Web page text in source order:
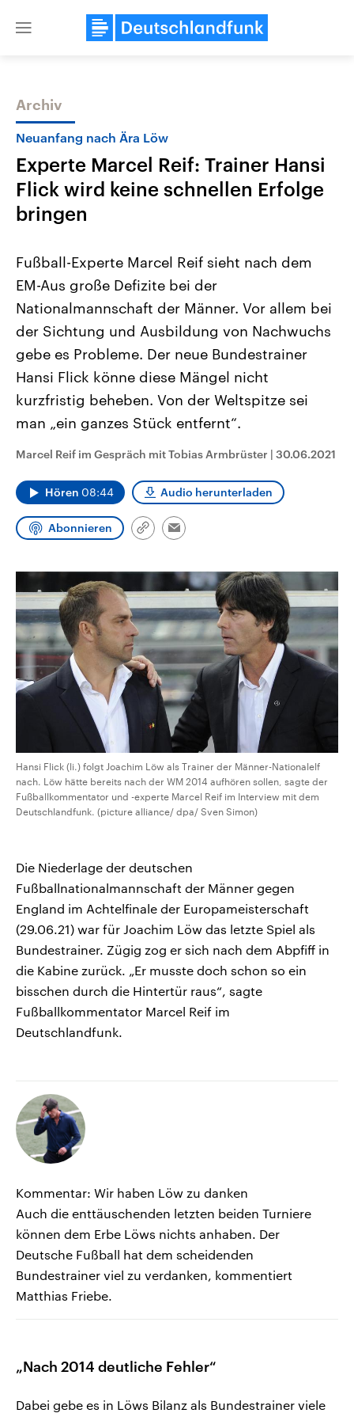
Close
Themen
2026
Alle Informationen
Sachsen-Anhalt wählt am 6.
September 2026 einen neuen
Landtag. Seit 2021 wird das
Bundesland von einer Koalition aus
CDU, SPD und FDP regiert.-
Umfragen, Prognosen,
und Hintergründe zu den Parteien
und Kandidaten der anstehenden
Wahl.
Aktuelle Beiträge,
Hintergründe
Wirtschaftlich und
gehören die Vereinigten
den mächtigsten Ländern
mit großem Einfluss auf
Sendungen Programm Podcasts
Archiv
Neuanfang nach Ära Löw
Experte Marcel Reif: Trainer Hansi
Flick wird keine schnellen Erfolge
bringen
Fußball-Experte Marcel Reif sieht nach dem
EM-Aus große Defizite bei der
Nationalmannschaft der Männer. Vor allem bei
der Sichtung und Ausbildung von Nachwuchs
gebe es Probleme. Der neue Bundestrainer
Hansi Flick könne diese Mängel nicht
kurzfristig beheben. Von der Weltspitze sei
man „ein ganzes Stück entfernt“.
Marcel Reif im Gespräch mit Tobias Armbrüster | 30.06.2021
Hören 08:44 Audio herunterladen
Abonnieren
Link
Email
Hansi Flick (li.) folgt Joachim Löw als Trainer der Männer-Nationalelf
nach. Löw hätte bereits nach der WM 2014 aufhören sollen, sagte der
Fußballkommentator und -experte Marcel Reif im Interview mit dem
Deutschlandfunk. (picture alliance/ dpa/ Sven Simon)
Die Niederlage der deutschen
Fußballnationalmannschaft der Männer gegen
England im Achtelfinale der Europameisterschaft
(29.06.21) war für Joachim Löw das letzte Spiel als
Bundestrainer. Zügig zog er sich nach dem Abpfiff in
die Kabine zurück. „Er musste doch schon so ein
bisschen durch die Hintertür raus“, sagte
Fußballkommentator Marcel Reif im
Deutschlandfunk.
Kommentar: Wir haben Löw zu danken
Auch die enttäuschenden letzten beiden Turniere
können dem Erbe Löws nichts anhaben. Der
Deutsche Fußball hat dem scheidenden
Bundestrainer viel zu verdanken, kommentiert
Matthias Friebe.
„Nach 2014 deutliche Fehler“
Dabei gebe es in Löws Bilanz als Bundestrainer viele